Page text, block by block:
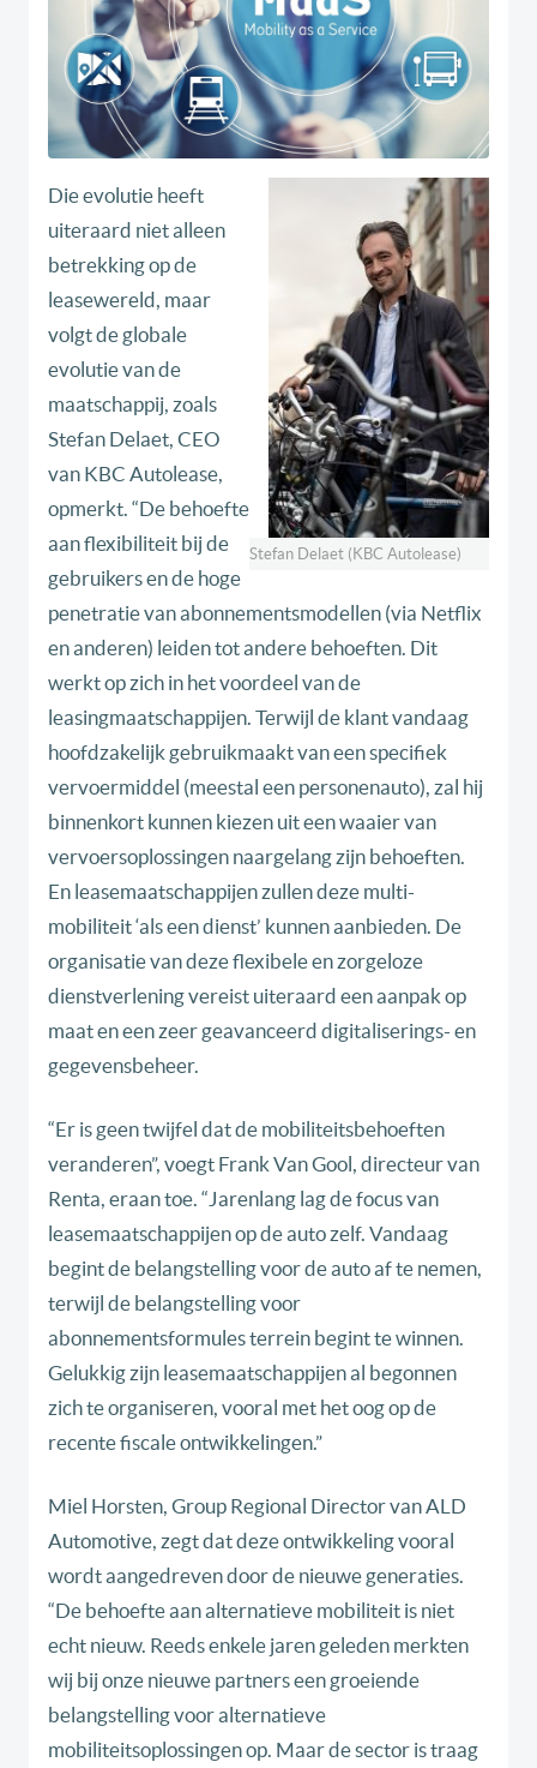
Stefan Delaet (KBC Autolease)
Die evolutie heeft
uiteraard niet alleen
betrekking op de
leasewereld, maar
volgt de globale
evolutie van de
maatschappij, zoals
Stefan Delaet, CEO
van KBC Autolease,
opmerkt. “De behoefte
aan flexibiliteit bij de
gebruikers en de hoge
penetratie van abonnementsmodellen (via Netflix
en anderen) leiden tot andere behoeften. Dit
werkt op zich in het voordeel van de
leasingmaatschappijen. Terwijl de klant vandaag
hoofdzakelijk gebruikmaakt van een specifiek
vervoermiddel (meestal een personenauto), zal hij
binnenkort kunnen kiezen uit een waaier van
vervoersoplossingen naargelang zijn behoeften.
En leasemaatschappijen zullen deze multi-
mobiliteit ‘als een dienst’ kunnen aanbieden. De
organisatie van deze flexibele en zorgeloze
dienstverlening vereist uiteraard een aanpak op
maat en een zeer geavanceerd digitaliserings- en
gegevensbeheer.
“Er is geen twijfel dat de mobiliteitsbehoeften
veranderen”, voegt Frank Van Gool, directeur van
Renta, eraan toe. “Jarenlang lag de focus van
leasemaatschappijen op de auto zelf. Vandaag
begint de belangstelling voor de auto af te nemen,
terwijl de belangstelling voor
abonnementsformules terrein begint te winnen.
Gelukkig zijn leasemaatschappijen al begonnen
zich te organiseren, vooral met het oog op de
recente fiscale ontwikkelingen.”
Miel Horsten, Group Regional Director van ALD
Automotive, zegt dat deze ontwikkeling vooral
wordt aangedreven door de nieuwe generaties.
“De behoefte aan alternatieve mobiliteit is niet
echt nieuw. Reeds enkele jaren geleden merkten
wij bij onze nieuwe partners een groeiende
belangstelling voor alternatieve
mobiliteitsoplossingen op. Maar de sector is traag